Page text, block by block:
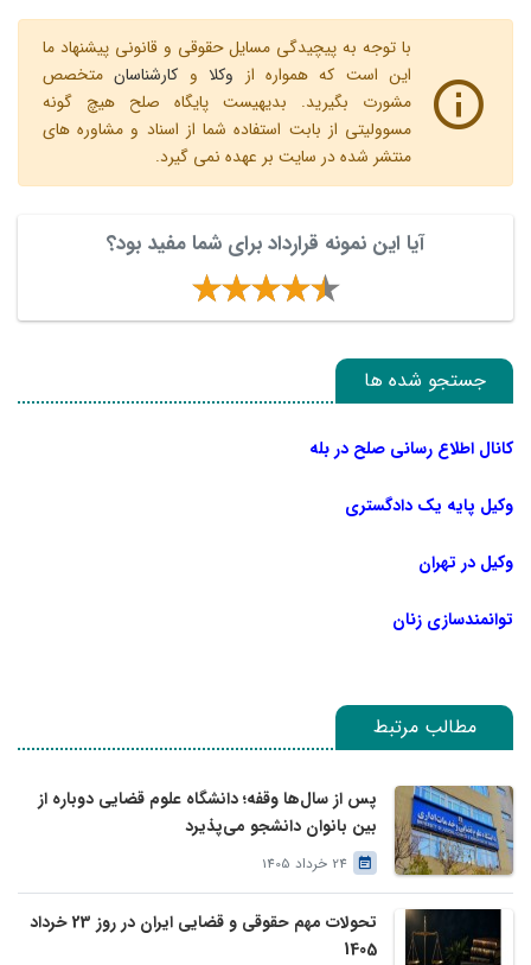
با توجه به پیچیدگی مسایل حقوقی و قانونی پیشنهاد ما
این است که همواره از وکلاو کارشناسانمتخصص
مشورت بگیرید. بدیهیست پایگاه صلح هیچ گونه
مسوولیتی از بابت استفاده شما از اسناد و مشاوره های
منتشر شده در سایت بر عهده نمی گیرد.
آیا این نمونه قرارداد برای شما مفید بود؟
جستجو شده ها
کانال اطلاع رسانی صلح در بله
وکیل پایه یک دادگستری
وکیل در تهران
توانمندسازی زنان
مطالب مرتبط
پس از سال‌ها وقفه؛ دانشگاه علوم قضایی دوباره از
بین بانوان دانشجو می‌پذیرد
24 خرداد 1405
تحولات مهم حقوقی و قضایی ایران در روز 23 خرداد
1405